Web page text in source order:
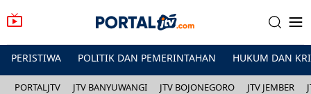
PERISTIWA POLITIK DAN PEMERINTAHAN HUKUM DAN
PORTALJTV JTV BANYUWANGI JTV BOJONEGORO JTV JEMBER